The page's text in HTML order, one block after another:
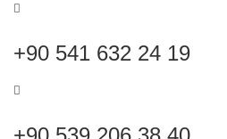
+90 541 632 24 19